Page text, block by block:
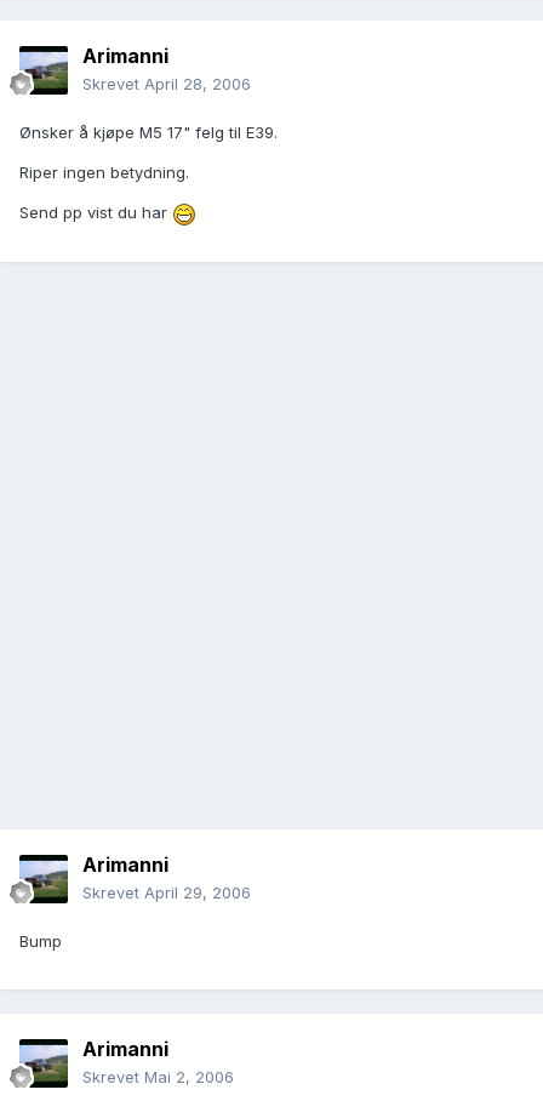
Arimanni
Skrevet April 28, 2006
Ønsker å kjøpe M5 17" felg til E39.
Riper ingen betydning.
Send pp vist du har
Arimanni
Skrevet April 29, 2006
Bump
Arimanni
Skrevet Mai 2, 2006